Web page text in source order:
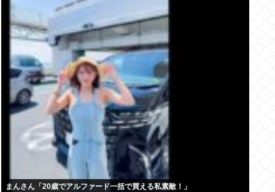
まんさん「20歳でアルファード一括で買える私素敵！」